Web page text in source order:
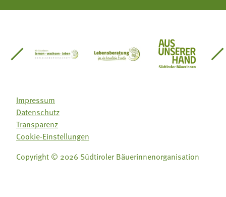
Südtirol
Gärtnervereinigung
Sozialgenossenschaft Mit Bäuerinnen lernen -
Lebensberatung für dieAus unserer
Impressum
Datenschutz
Transparenz
Cookie-Einstellungen
Copyright © 2026 Südtiroler Bäuerinnenorganisation